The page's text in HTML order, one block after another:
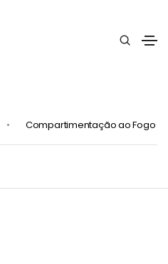
Compartimentação ao Fogo